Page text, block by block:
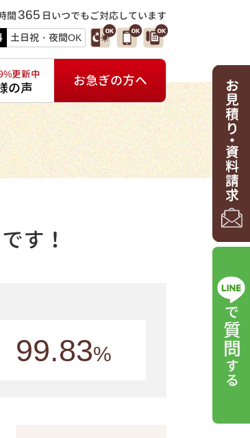
間365 日いつでもご対応しています
土日祝・夜間OK
更新中
の声 お急ぎの方へ
す！
99.83%